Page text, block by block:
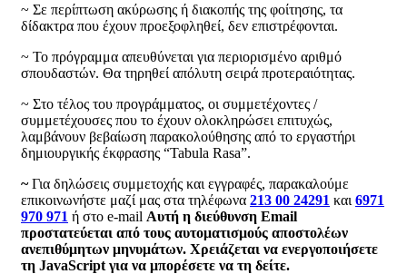
~ Σε περίπτωση ακύρωσης ή διακοπής της φοίτησης, τα
δίδακτρα που έχουν προεξοφληθεί, δεν επιστρέφονται.
~ Το πρόγραμμα απευθύνεται για περιορισμένο αριθμό
σπουδαστών. Θα τηρηθεί απόλυτη σειρά προτεραιότητας.
~ Στο τέλος του προγράμματος, οι συμμετέχοντες /
συμμετέχουσες που το έχουν ολοκληρώσει επιτυχώς,
λαμβάνουν βεβαίωση παρακολούθησης από το εργαστήρι
δημιουργικής έκφρασης “Tabula Rasa”.
~Για δηλώσεις συμμετοχής και εγγραφές, παρακαλούμε
επικοινωνήστε μαζί μας στα τηλέφωνα 213 00 24291 και 6971
970 971 ή στο e-mail Αυτή η διεύθυνση Email
προστατεύεται από τους αυτοματισμούς αποστολέων
ανεπιθύμητων μηνυμάτων. Χρειάζεται να ενεργοποιήσετε
τη JavaScript για να μπορέσετε να τη δείτε.